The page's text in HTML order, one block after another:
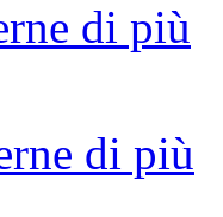
di più
di più